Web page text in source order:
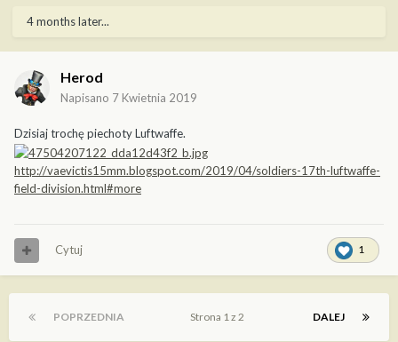
4 months later...
Herod
Napisano 7 Kwietnia 2019
Dzisiaj trochę piechoty Luftwaffe.
http://vaevictis15mm.blogspot.com/2019/04/soldiers-17th-luftwaffe-
field-division.html#more
1
Cytuj
POPRZEDNIA DALEJ
Strona 1 z 2